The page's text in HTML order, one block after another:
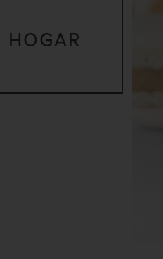
HOGAR